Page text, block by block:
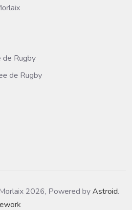
de Rugby
de Rugby
2026, Powered byAstroid.